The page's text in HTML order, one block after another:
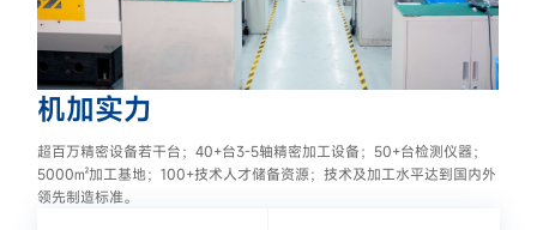
机加实力
超百万精密设备若干台；40+台3-5轴精密加工设备；50+台检测仪器；
5000㎡加工基地；100+技术人才储备资源；技术及加工水平达到国内外
领先制造标准。